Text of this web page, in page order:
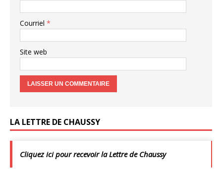
Courriel *
Site web
LA LETTRE DE CHAUSSY
Cliquez ici pour recevoir la Lettre de Chaussy